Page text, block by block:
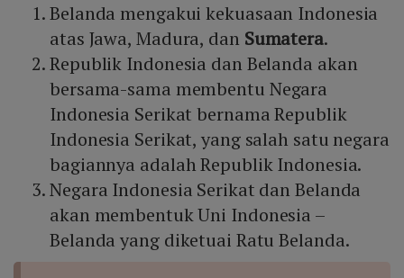
Belanda mengakui kekuasaan Indonesia
atas Jawa, Madura, dan Sumatera.
Republik Indonesia dan Belanda akan
bersama-sama membentu Negara
Indonesia Serikat bernama Republik
Indonesia Serikat, yang salah satu negara
bagiannya adalah Republik Indonesia.
Negara Indonesia Serikat dan Belanda
akan membentuk Uni Indonesia –
Belanda yang diketuai Ratu Belanda.